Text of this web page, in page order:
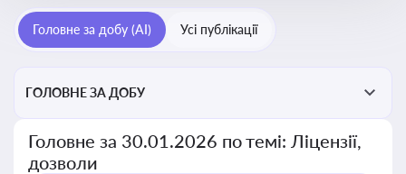
Головне за добу (AI) Усі публікації
ГОЛОВНЕ ЗА ДОБУ
Головне за 30.01.2026 по темі: Ліцензії,
дозволи